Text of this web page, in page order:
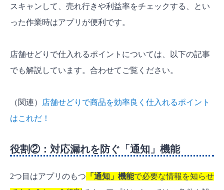
スキャンして、売れ行きや利益率をチェックする、とい
った作業時はアプリが便利です。
店舗せどりで仕入れるポイントについては、以下の記事
でも解説しています。合わせてご覧ください。
（関連）
店舗せどりで商品を効率良く仕入れるポイント
はこれだ！
役割②：対応漏れを防ぐ「通知」機能
2つ目はアプリのもつ 「通知」機能で必要な情報を知らせ